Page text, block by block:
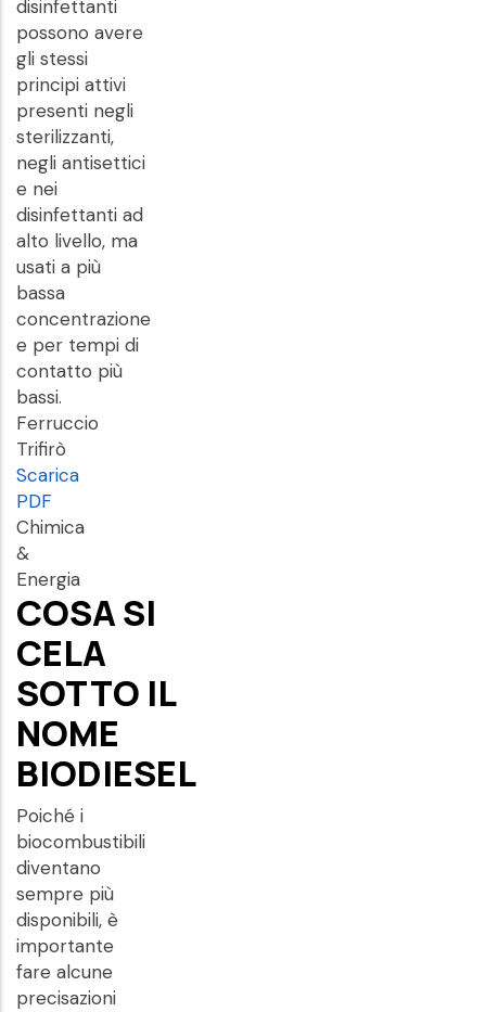
disinfettanti
possono avere
gli stessi
principi attivi
presenti negli
sterilizzanti,
negli antisettici
e nei
disinfettanti ad
alto livello, ma
usati a più
bassa
concentrazione
e per tempi di
contatto più
bassi.
Ferruccio
Trifirò
Scarica
PDF
Chimica
&
Energia
COSA SI
CELA
SOTTO IL
NOME
BIODIESEL
Poiché i
biocombustibili
diventano
sempre più
disponibili, è
importante
fare alcune
precisazioni